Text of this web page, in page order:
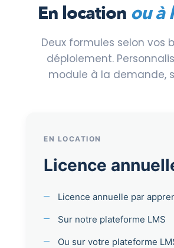
En location ou à
Deux formules selon vos
déploiement.
module à la demande,
EN LOCATION
Licence
Licence annuelle par
Sur notre plateforme LMS
Ou sur votre plateforme